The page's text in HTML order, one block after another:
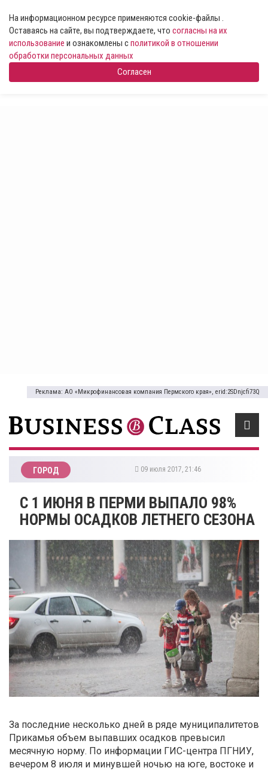
На информационном ресурсе применяются cookie-файлы .
Оставаясь на сайте, вы подтверждаете, что согласны на их
использование и ознакомлены сполитикой в отношении
обработки персональных данных
Согласен
Реклама: АО «Микрофинансовая компания Пермского края», erid:2SDnjcfi73Q
ГОРОД 09 июля 2017, 21:46
​С 1 ИЮНЯ В ПЕРМИ ВЫПАЛО 98%
НОРМЫ ОСАДКОВ ЛЕТНЕГО СЕЗОНА
За последние несколько дней в ряде муниципалитетов
Прикамья объем выпавших осадков превысил
месячную норму. По информации ГИС-центра ПГНИУ,
вечером 8 июля и минувшей ночью на юге, востоке и